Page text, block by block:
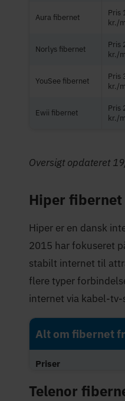
Aura fibernet
Pris
kr./
Norlys fibernet
Pris
kr./
YouSee fibernet
Pris
kr./
Ewii fibernet
Pris
kr./
Oversigt opdateret
Hiper fibernet
Hiper er en dansk
2015 har fokuseret
stabilt internet til
flere typer
internet via kabel-tv-
Alt om fibernet
Priser
Maksimal hastighed
Telenor